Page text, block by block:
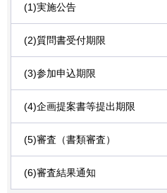
(1)実施公告
(2)質問書受付期限
(3)参加申込期限
(4)企画提案書等提出期限
(5)審査（書類審査）
(6)審査結果通知